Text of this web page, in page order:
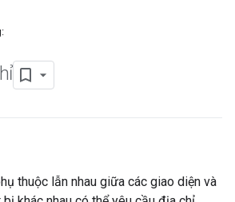
thuộc lẫn nhau giữa các giao diện và